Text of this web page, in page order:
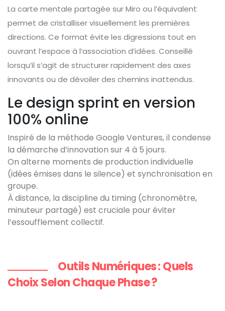
La carte mentale partagée sur Miro ou l’équivalent
permet de cristalliser visuellement les premières
directions. Ce format évite les digressions tout en
ouvrant l’espace à l’association d’idées. Conseillé
lorsqu’il s’agit de structurer rapidement des axes
innovants ou de dévoiler des chemins inattendus.
Le design sprint en version
100% online
Inspiré de la méthode Google Ventures, il condense
la démarche d’innovation sur 4 à 5 jours.
On alterne moments de production individuelle
(idées émises dans le silence) et synchronisation en
groupe.
À distance, la discipline du timing (chronomètre,
minuteur partagé) est cruciale pour éviter
l’essoufflement collectif.
Outils Numériques : Quels
Choix Selon Chaque Phase ?